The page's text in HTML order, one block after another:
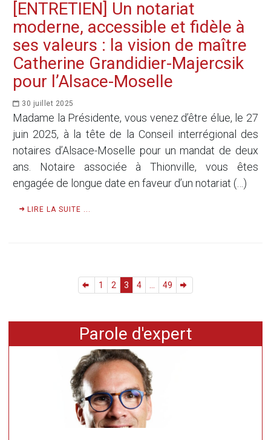
[ENTRETIEN] Un notariat
moderne, accessible et fidèle à
ses valeurs : la vision de maître
Catherine Grandidier-Majercsik
pour l’Alsace-Moselle
30 juillet 2025
Madame la Présidente, vous venez d’être élue, le 27
juin 2025, à la tête de la Conseil interrégional des
notaires d’Alsace-Moselle pour un mandat de deux
ans. Notaire associée à Thionville, vous êtes
engagée de longue date en faveur d’un notariat (…)
LIRE LA SUITE ...
1 2 3 4 49
Parole d'expert